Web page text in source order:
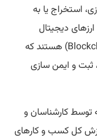
استخراج یا به
دیجیتال
رمزنگاری شده بر پایه فناوری بلاک چین (Blockchain) هستند که
ثبت و ایمن سازی
توسط کارشناسان و
کل کسب و کارهای